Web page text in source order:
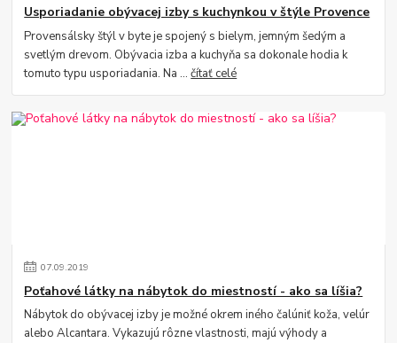
Usporiadanie obývacej izby s kuchynkou v štýle Provence
Provensálsky štýl v byte je spojený s bielym, jemným šedým a
svetlým drevom. Obývacia izba a kuchyňa sa dokonale hodia k
tomuto typu usporiadania. Na ...čítať celé
07.09.2019
Poťahové látky na nábytok do miestností - ako sa líšia?
Nábytok do obývacej izby je možné okrem iného čalúniť koža, velúr
alebo Alcantara. Vykazujú rôzne vlastnosti, majú výhody a